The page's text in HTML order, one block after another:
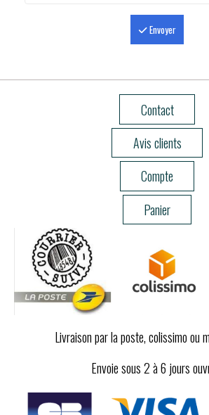
Envoyer
Contact
Avis clients
Compte
Panier
Livraison par la poste, colissimo ou
Envoie sous 2 à 6 jours